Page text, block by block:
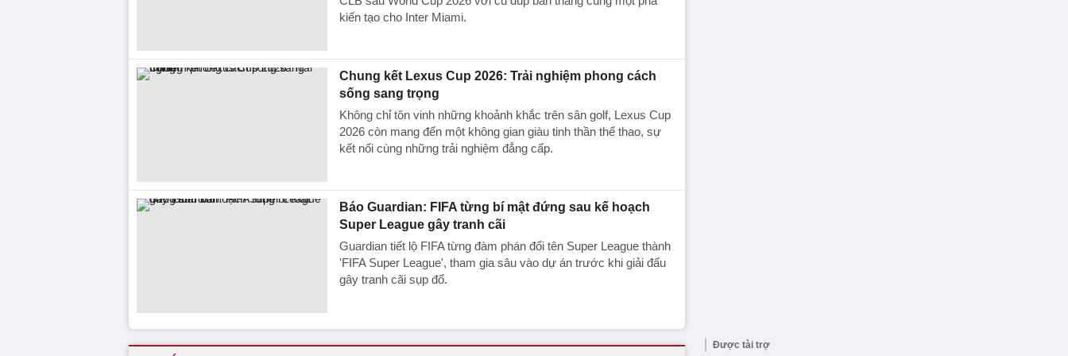
kiến tạo cho Inter Miami.
Chung kết Lexus Cup 2026: Trải nghiệm phong cách
sống sang trọng
Không chỉ tôn vinh những khoảnh khắc trên sân golf, Lexus Cup
2026 còn mang đến một không gian giàu tinh thần thể thao, sự
kết nối cùng những trải nghiệm đẳng cấp.
Báo Guardian: FIFA từng bí mật đứng sau kế hoạch
Super League gây tranh cãi
Guardian tiết lộ FIFA từng đàm phán đổi tên Super League thành
'FIFA Super League', tham gia sâu vào dự án trước khi giải đấu
gây tranh cãi sụp đổ.
Được tài trợ